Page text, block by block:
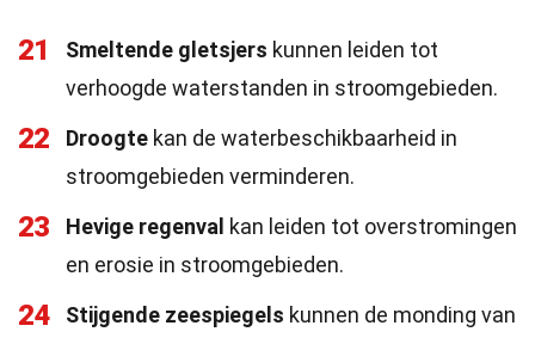
21 Smeltende gletsjers kunnen leiden tot
verhoogde waterstanden in stroomgebieden.
22 Droogte kan de waterbeschikbaarheid in
stroomgebieden verminderen.
23 Hevige regenval kan leiden tot overstromingen
en erosie in stroomgebieden.
24 Stijgende zeespiegels kunnen de monding van